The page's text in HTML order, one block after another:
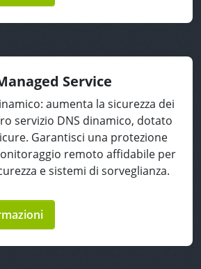
Service
aumenta la sicurezza dei
servizio DNS dinamico, dotato
Garantisci una protezione
remoto affidabile per
e sistemi di sorveglianza.